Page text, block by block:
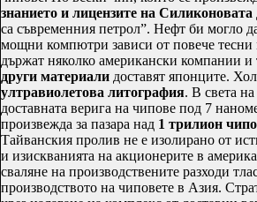
знанието и лицензите на
са съвременния петрол”. Нефт би могло
мощни компютри зависи от повече тесни
държат няколко американски компании
други материали доставят японците.
ултравиолетова литография. В света
доставната верига на чипове под 7
произвежда за пазара над 1 трилион
Тайванския пролив не е изолирано от
и изискванията на акционерите в
сваляне на производствените разходи
производството на чиповете в Азия.